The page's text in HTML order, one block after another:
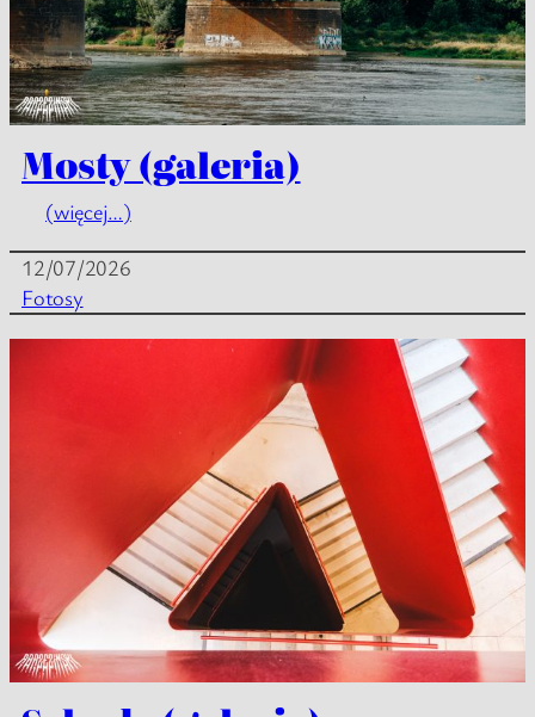
Mosty (galeria)
(więcej…)
12/07/2026
Fotosy